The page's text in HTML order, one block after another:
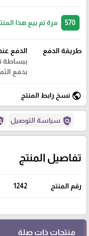
مرة تم بيع هذا
طريقة الدفع
الدفع
ببساطة
بدفع
public نسخ رابط المنتج
policy سياسة التوصيل
تفاصيل المنتج
رقم المنتج 1242
منتجات ذات صلة